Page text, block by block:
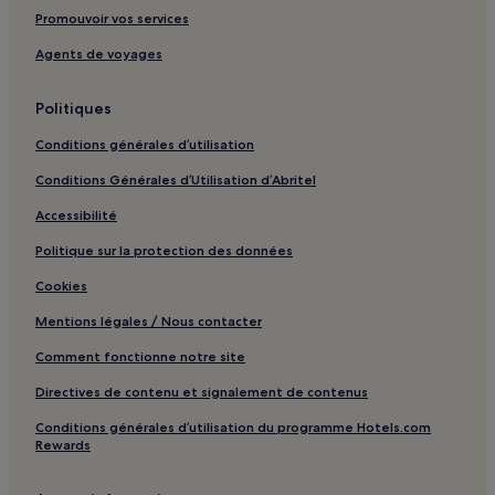
Station de tramway Saint-Blandine : hôtels à proximité
Saint-Germain-Sur-L'arbresle : hôtels
Chaponost : hôtels
Charbonnières-Les-Bains : hôtels
Saint-Pierre-La-Palud : hôtels
Lyon : hôtels Hôtels avec parking
Lyon : hôtels Hôtels avec centre de fitness
Lyon : hôtels Hôtels avec petit-déjeuner gratuit
Lyon : Appart’hôtels
Lyon : hôtels Hôtels pas chers
Lyon : hôtels 4 étoiles
Lyon : hôtels Hôtels LGBTQIA+ friendly
Lyon : hôtels Hôtels-boutiques
Promouvoir vos services
Agents de voyages
Politiques
Conditions générales d’utilisation
Conditions Générales d’Utilisation d’Abritel
Accessibilité
Politique sur la protection des données
Cookies
Mentions légales / Nous contacter
Comment fonctionne notre site
Directives de contenu et signalement de contenus
Conditions générales d’utilisation du programme Hotels.com
Rewards